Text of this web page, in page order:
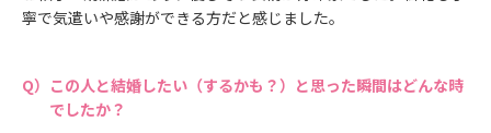
寧で気遣いや感謝ができる方だと感じました。
この人と結婚したい（するかも？）と思った瞬間はどんな時
でしたか？